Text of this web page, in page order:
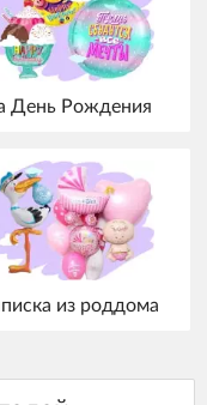
День Рождения
из роддома